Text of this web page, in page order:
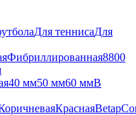
Для теннисаДля
Фибриллированная8800
40 мм50 мм60 ммВ
КраснаяBetap